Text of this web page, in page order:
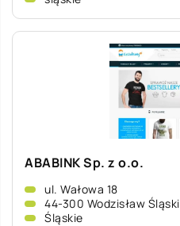
ABABINK Sp. z o.o.
ul. Wałowa 18
44-300 Wodzisław Śląski
Śląskie